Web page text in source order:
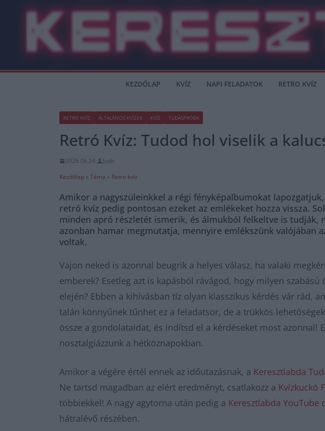
KEZDŐLAP KVÍZ NAPI FELADATOK RETRO KVÍZ
RETRO KVÍZ ÁLTALÁNOS KVÍZEK KVÍZ TUDÁSPRÓBA
Retró Kvíz: Tudod hol viselik a
2026.06.24.
Judit
Kezdőlap » Téma » Retro kvíz
Amikor a nagyszüleinkkel a régi fényképalbumokat
retró kvíz pedig pontosan ezeket az emlékeket hozza vissza.
minden apró részletét ismerik, és álmukból felkeltve is tudják,
azonban hamar megmutatja, mennyire emlékszünk valójában
voltak.
Vajon neked is azonnal beugrik a helyes válasz, ha valaki
emberek? Esetleg azt is kapásból rávágod, hogy milyen
elején? Ebben a kihívásban tíz olyan klasszikus kérdés vár rád,
talán könnyűnek tűnhet ez a feladatsor, de a trükkös
össze a gondolataidat, és indítsd el a kérdéseket most azonnal!
nosztalgiázzunk a hétköznapokban.
Amikor a végére értél ennek az időutazásnak, a Keresztlabda
Ne tartsd magadban az elért eredményt, csatlakozz a Kvízkuckó
többiekkel! A nagy agytorna után pedig a Keresztlabda YouTube
hátralévő részében.